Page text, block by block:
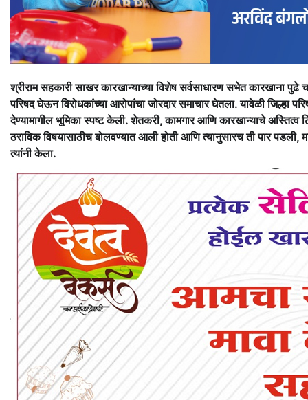
श्रीराम सहकारी साखर कारखान्याच्या विशेष सर्वसाधारण सभेत कारखाना पुढे
परिषद घेऊन विरोधकांच्या आरोपांचा जोरदार समाचार घेतला. यावेळी जिल्हा
देण्यामागील भूमिका स्पष्ट केली. शेतकरी, कामगार आणि कारखान्याचे अस्तित्व
ठराविक विषयासाठीच बोलवण्यात आली होती आणि त्यानुसारच ती पार
त्यांनी केला.